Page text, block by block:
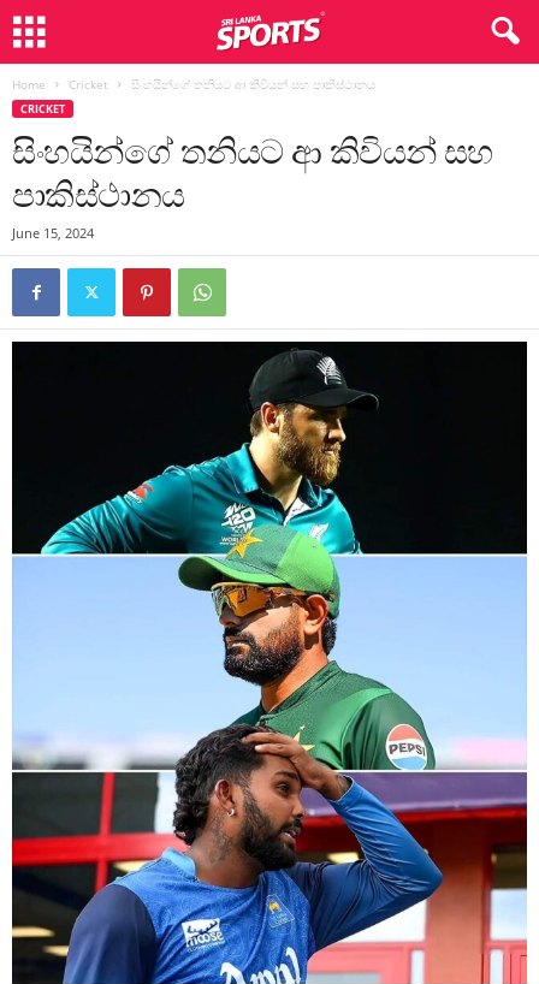
Home Cricket සිංහයින්ගේ තනියට ආ කිවියන් සහ පාකිස්ථානය
CRICKET
සිංහයින්ගේ තනියට ආ කිවියන් සහ
පාකිස්ථානය
June 15, 2024